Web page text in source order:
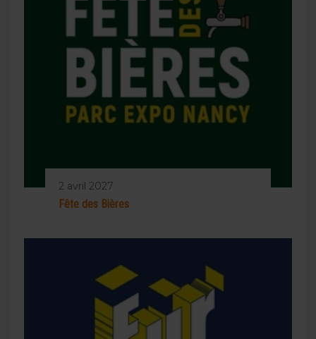
2 avril 2027
Fête des Bières